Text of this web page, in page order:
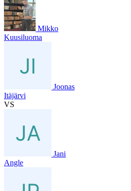
Mikko
Kuusiluoma
Joonas
Itäjärvi
VS
Jani
Angle